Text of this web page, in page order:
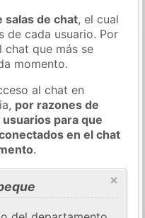
salas de chat, el cual
de cada usuario. Por
que más se
momento.
al chat en
por razones de
para que
en el chat
.
×